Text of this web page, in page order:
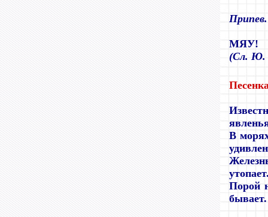
Припев.
МЯУ!
(Сл. Ю.
В
Порой